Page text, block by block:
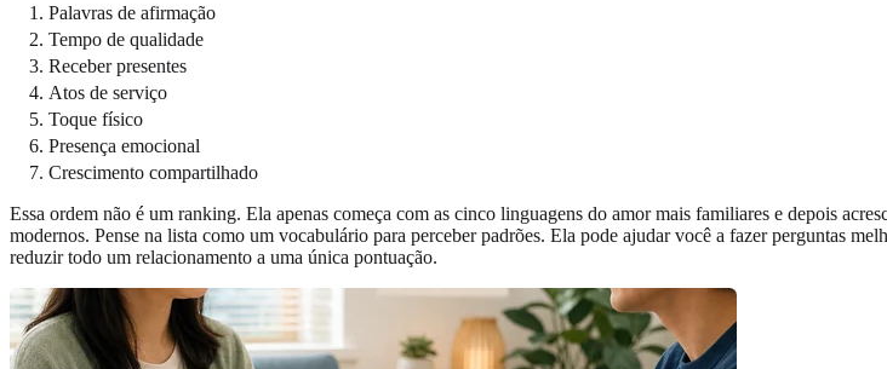
Palavras de afirmação
Tempo de qualidade
Receber presentes
Atos de serviço
Toque físico
Presença emocional
Crescimento compartilhado
Essa ordem não é um ranking. Ela apenas começa com as cinco linguagens do amor mais familiares e depois
modernos. Pense na lista como um vocabulário para perceber padrões. Ela pode ajudar você a fazer perguntas
reduzir todo um relacionamento a uma única pontuação.